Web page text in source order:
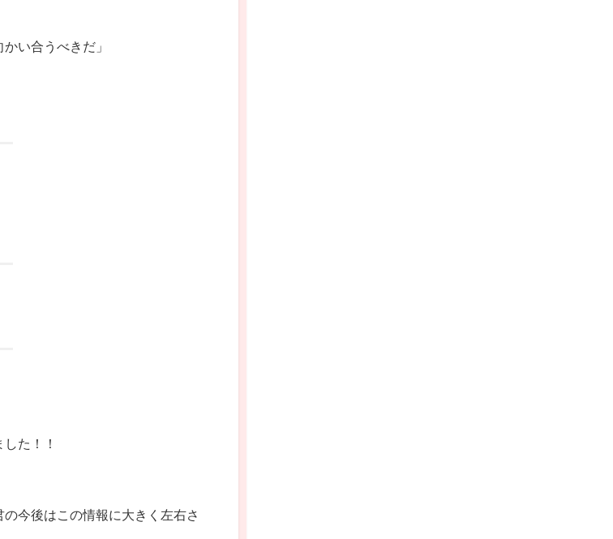
い合うべきだ」
た！！
今後はこの情報に大きく左右さ